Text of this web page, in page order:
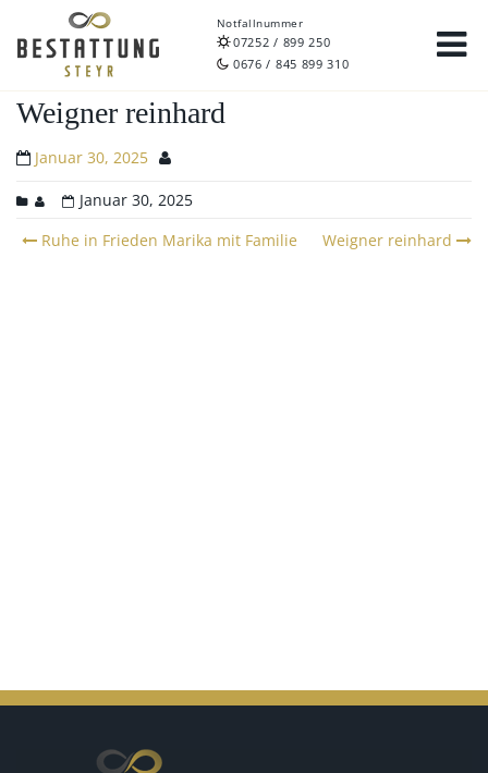
Notfallnummer
07252 / 899 250
0676 / 845 899 310
Weigner reinhard
Januar 30, 2025
Januar 30, 2025
Post
Ruhe in Frieden Marika mit Familie Weigner reinhard